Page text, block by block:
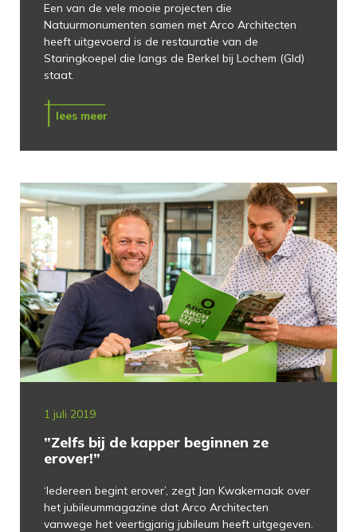
Een van de vele mooie projecten die
Natuurmonumenten samen met Arco Architecten
heeft uitgevoerd is de restauratie van de
Staringkoepel die langs de Berkel bij Lochem (Gld)
staat.
lees meer
1 juli 2019
”Zelfs bij de kapper beginnen ze
erover!”
‘Iedereen begint erover’, zegt Jan Kwakernaak over
het jubileummagazine dat Arco Architecten
vanwege het veertigjarig jubileum heeft uitgegeven.